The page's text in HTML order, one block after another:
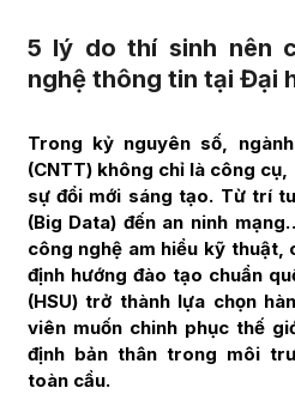
5 lý do thí sinh nên
nghệ thông tin tại Đại
Trong kỷ nguyên số,
(CNTT) không chỉ là công
sự đổi mới sáng tạo. Từ trí
(Big Data) đến an ninh
công nghệ am hiểu kỹ thuật,
định hướng đào tạo chuẩn
(HSU) trở thành lựa chọn
viên muốn chinh phục thế
định bản thân trong môi
toàn cầu.